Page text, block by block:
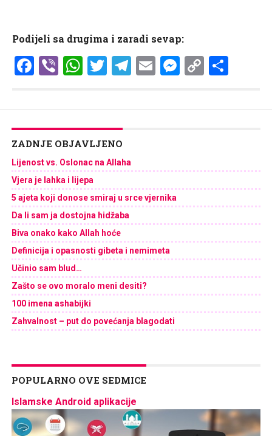
Podijeli sa drugima i zaradi sevap:
Facebook
ViberWhatsApp
Twitter
Telegram
EmailCopy
ZADNJE OBJAVLJENO
Lijenost vs. Oslonac na Allaha
Vjera je lahka i lijepa
5 ajeta koji donose smiraj u srce vjernika
Da li sam ja dostojna hidžaba
Biva onako kako Allah hoće
Definicija i opasnosti gibeta i nemimeta
Učinio sam blud…
Zašto se ovo moralo meni desiti?
100 imena ashabijki
Zahvalnost – put do povećanja blagodati
POPULARNO OVE SEDMICE
Islamske Android aplikacije